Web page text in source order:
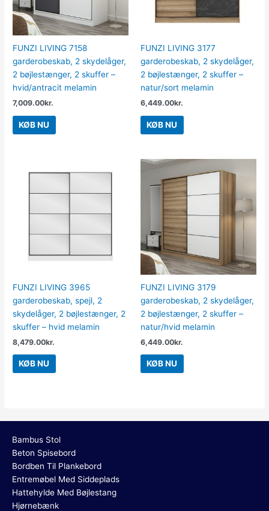
FUNZI LIVING 7158
garderobeskab, 2 skydelåger,
2 bøjlestænger, 2 skuffer –
hvid/antracit melamin
7,009.00kr.
KØB NU
FUNZI LIVING 3177
garderobeskab, 2 skydelåger,
2 bøjlestænger, 2 skuffer –
natur/sort melamin
6,449.00kr.
KØB NU
FUNZI LIVING 3965
garderobeskab, spejl, 2
skydelåger, 2 bøjlestænger, 2
skuffer – hvid melamin
8,479.00kr.
KØB NU
FUNZI LIVING 3179
garderobeskab, 2 skydelåger,
2 bøjlestænger, 2 skuffer –
natur/hvid melamin
6,449.00kr.
KØB NU
Bambus Stol
Beton Spisebord
Bordben Til Plankebord
Entremøbel Med Siddeplads
Hattehylde Med Bøjlestang
Hjørnebænk